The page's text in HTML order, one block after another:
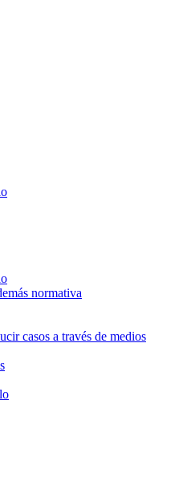
normativa
casos a través de medios